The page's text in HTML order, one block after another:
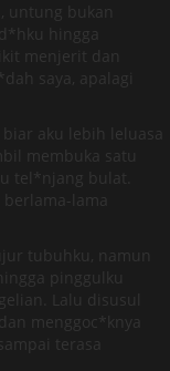
untung bukan
hingga
menjerit dan
saya, apalagi
aku lebih leluasa
membuka satu
tel*njang bulat.
lama
tubuhku, namun
pinggulku
Lalu disusul
menggoc*knya
terasa